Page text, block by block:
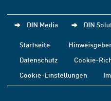
DIN Media DIN
Startseite
Datenschutz
Cookie-
Cookie-Einstellungen